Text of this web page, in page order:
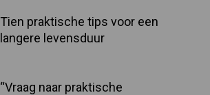
Tien praktische tips voor een
langere levensduur
“Vraag naar praktische